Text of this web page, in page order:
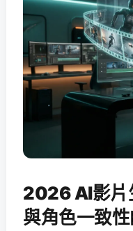
2026 AI影片
與角色一致